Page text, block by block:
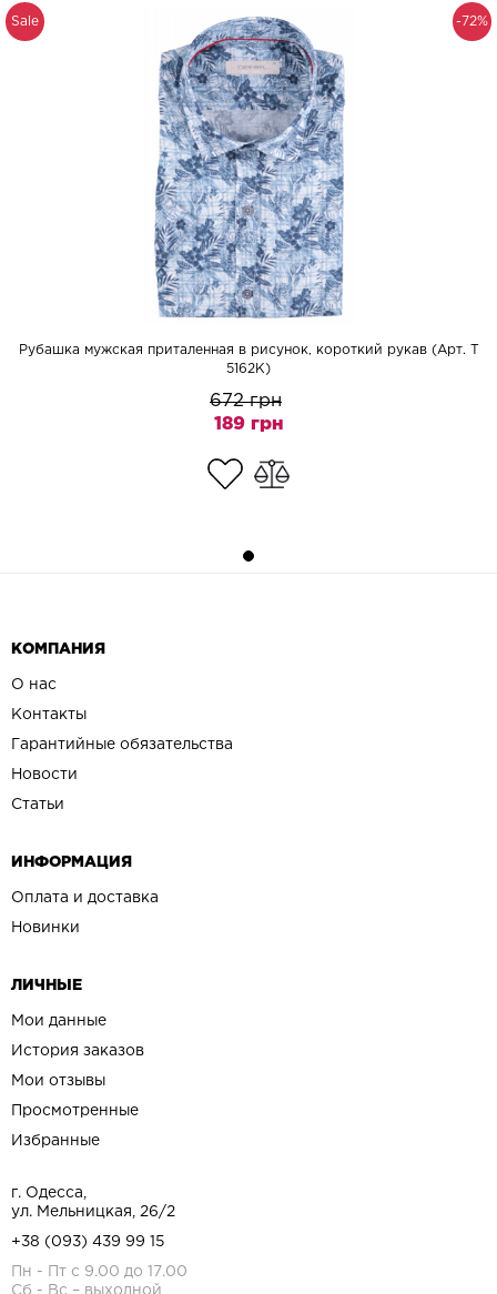
-72%
Sale
Рубашка мужская приталенная в рисунок, короткий рукав (Арт. T
5162K)
672 грн
189 грн
КОМПАНИЯ
О нас
Контакты
Гарантийные обязательства
Новости
Статьи
ИНФОРМАЦИЯ
Оплата и доставка
Новинки
ЛИЧНЫЕ
Мои данные
История заказов
Мои отзывы
Просмотренные
Избранные
г. Одесса,
ул. Мельницкая, 26/2
+38 (093) 439 99 15
Пн - Пт с 9.00 до 17.00
Сб - Вс – выходной